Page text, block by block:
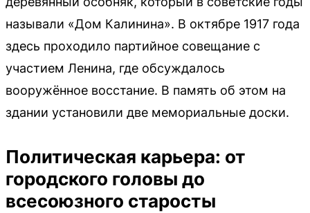
называли «Дом Калинина». В октябре 1917 года
здесь проходило партийное совещание с
участием Ленина, где обсуждалось
вооружённое восстание. В память об этом на
здании установили две мемориальные доски.
Политическая карьера: от
городского головы до
всесоюзного старосты